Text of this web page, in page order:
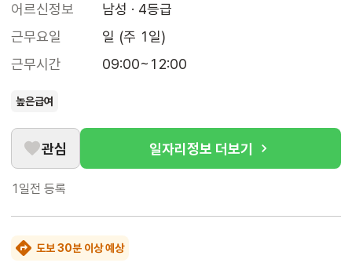
어르신정보
남성 · 4등급
근무요일
일 (주 1일)
근무시간
09:00~12:00
높은급여
관심 일자리정보 더보기
1일전 등록
도보 30분 이상 예상